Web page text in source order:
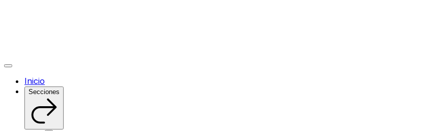
Inicio
Secciones